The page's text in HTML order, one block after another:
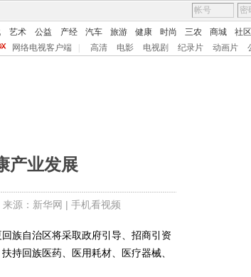
艺术 公益 产经 汽车 旅游 健康 时尚 三农 商城 社区
网络电视客户端 高清 电影 电视剧 纪录片 动画片
产业发展
源：新华网 | 手机看视频
族自治区将采取政府引导、招商引资
持回族医药、医用耗材、医疗器械、